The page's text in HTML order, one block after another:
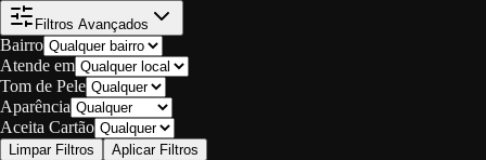
Filtros Avançados
Bairro
Atende em
Tom de Pele
Aparência
Aceita Cartão
Limpar Filtros Aplicar Filtros